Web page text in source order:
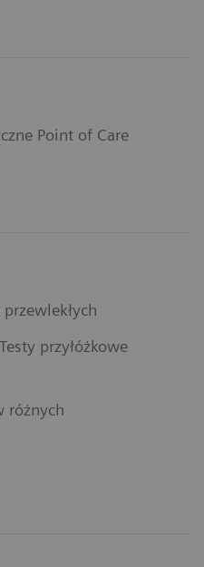
Point of Care
przyłóżkowe
różnych